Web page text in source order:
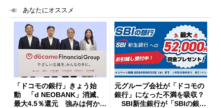
あなたにオススメ
「ドコモの銀行」きょう始
動 「d NEOBANK」消滅、
最大4.5％還元 強みは何か解
元グループ会社が「ドコモの
銀行」になった不満を吸収？
SBI新生銀行が「SBIの銀